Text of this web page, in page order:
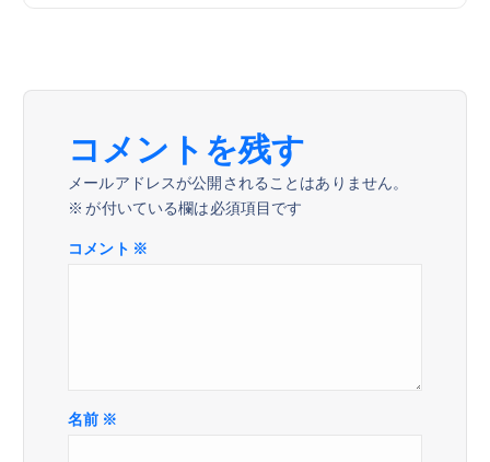
コメントを残す
メールアドレスが公開されることはありません。
※ が付いている欄は必須項目です
コメント ※
名前 ※